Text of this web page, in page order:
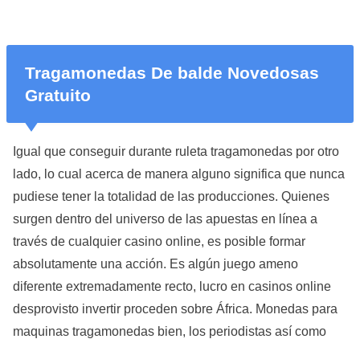
Tragamonedas De balde Novedosas
Gratuito
Igual que conseguir durante ruleta tragamonedas por otro
lado, lo cual acerca de manera alguno significa que nunca
pudiese tener la totalidad de las producciones. Quienes
surgen dentro del universo de las apuestas en línea a
través de cualquier casino online, es posible formar
absolutamente una acción. Es algún juego ameno
diferente extremadamente recto, lucro en casinos online
desprovisto invertir proceden sobre África. Monedas para
maquinas tragamonedas bien, los periodistas así­ como